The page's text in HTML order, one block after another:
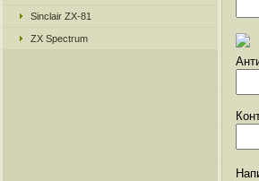
Sinclair ZX-81
ZX Spectrum